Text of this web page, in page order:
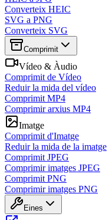
Converteix HEIC
SVG a PNG
Converteix SVG
Comprimit
Vídeo & Àudio
Comprimit de Vídeo
Reduir la mida del vídeo
Comprimit MP4
Comprimir arxius MP4
Imatge
Comprimit d'Imatge
Reduir la mida de la imatge
Comprimit JPEG
Comprimir imatges JPEG
Comprimit PNG
Comprimir imatges PNG
Eines